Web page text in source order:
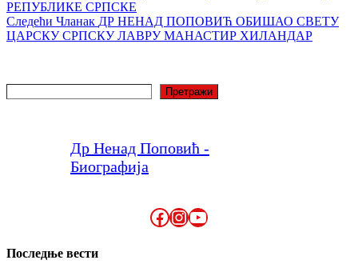
РЕПУБЛИКЕ СРПСКЕ
Следећи Чланак ДР НЕНАД ПОПОВИЋ ОБИШАО СВЕТУ
ЦАРСКУ СРПСКУ ЛАВРУ МАНАСТИР ХИЛАНДАР
Претражи
Др Ненад Поповић -
Биографија
Facebook
Instagram
YouTube
Последње вести